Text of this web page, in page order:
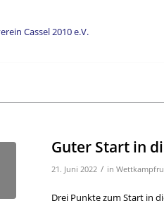
Guter Start in
21. Juni 2022 / in
Drei Punkte zum Start in